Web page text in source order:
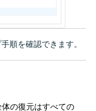
順を確認できます。
の復元はすべての